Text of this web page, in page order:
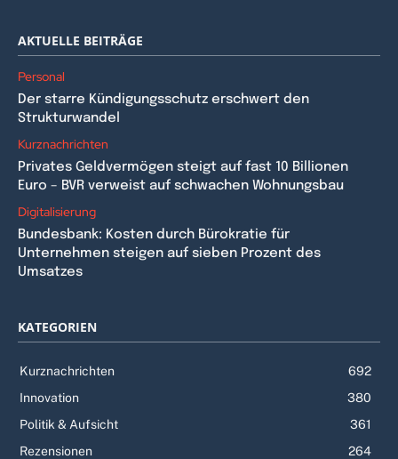
AKTUELLE BEITRÄGE
Personal
Der starre Kündigungsschutz erschwert den
Strukturwandel
Kurznachrichten
Privates Geldvermögen steigt auf fast 10 Billionen
Euro – BVR verweist auf schwachen Wohnungsbau
Digitalisierung
Bundesbank: Kosten durch Bürokratie für
Unternehmen steigen auf sieben Prozent des
Umsatzes
KATEGORIEN
Kurznachrichten
692
Innovation
380
Politik & Aufsicht
361
Rezensionen
264